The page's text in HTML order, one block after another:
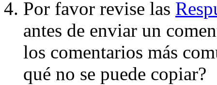
Por favor revise las
antes de enviar un
los comentarios más
qué no se puede copiar?